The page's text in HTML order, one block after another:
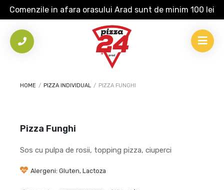
Comenzile in afara orasului Arad sunt de minim 100 lei
HOME / PIZZA INDIVIDUAL / PIZZA FUNGHI
Pizza Funghi
Sos cu pulpa de rosii, topping pizza, ciuperci
Alergeni: Gluten, Lactoza